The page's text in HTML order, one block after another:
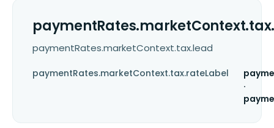
paymentRates.marketContext.tax.lead
paymentRates.marketContext.tax.rateLabel
·